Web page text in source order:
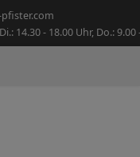
14.30 - 18.00 Uhr, Do.: